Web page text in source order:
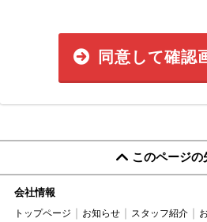
同意して確認
このページの
会社情報
トップページ お知らせ スタッフ紹介